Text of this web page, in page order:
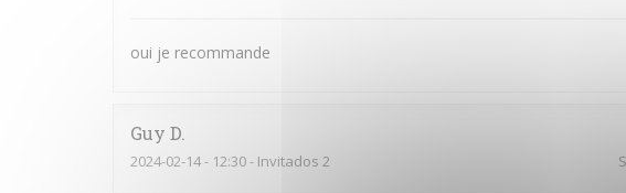
oui je recommande
Guy D
2024-02-14- 12:30 - Invitados 2